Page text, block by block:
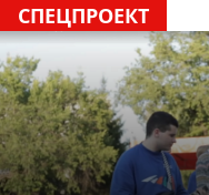
СПЕЦПРОЕКТ